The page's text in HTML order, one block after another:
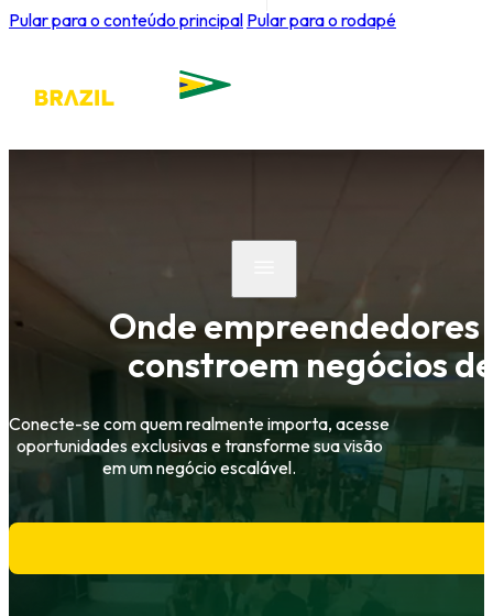
Pular para o conteúdo principal Pular para o rodapé
Onde empreendedores
constroem negócios
Conecte-se com quem realmente importa, acesse
oportunidades exclusivas e transforme sua visão
em um negócio escalável.